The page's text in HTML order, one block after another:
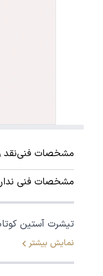
مشخصات فنی
مشخصات فنی
تیشرت آستین
نمایش بیشتر